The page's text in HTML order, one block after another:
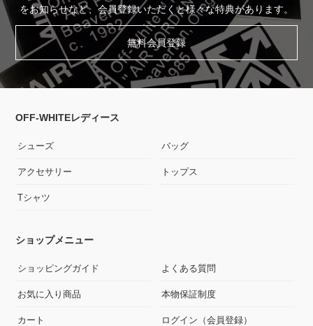
をお知らせなど、会員登録いただくと様々な特典があります。
無料会員登録
OFF-WHITEレディース
シューズ バッグ
アクセサリー トップス
Tシャツ
ショップメニュー
ショッピングガイド よくある質問
お気に入り商品 本物保証制度
カート ログイン（会員登録）